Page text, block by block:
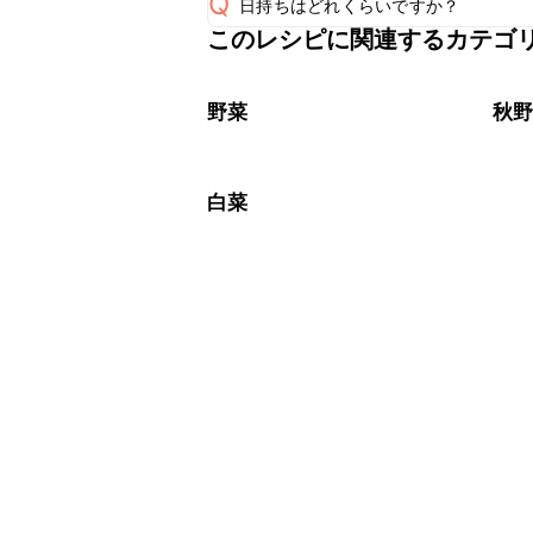
日持ちはどれくらいですか？
保存期間は冷蔵で翌日中が目安です
※日持ちは目安です。
このレシピに関連するカテゴ
野菜 秋
白菜